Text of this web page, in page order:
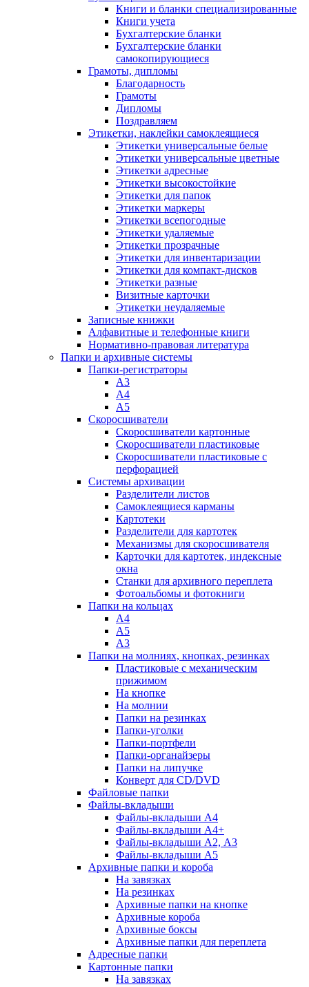
Книги и бланки специализированные
Книги учета
Бухгалтерские бланки
Бухгалтерские бланки
самокопирующиеся
Грамоты, дипломы
Благодарность
Грамоты
Дипломы
Поздравляем
Этикетки, наклейки самоклеящиеся
Этикетки универсальные белые
Этикетки универсальные цветные
Этикетки адресные
Этикетки высокостойкие
Этикетки для папок
Этикетки маркеры
Этикетки всепогодные
Этикетки удаляемые
Этикетки прозрачные
Этикетки для инвентаризации
Этикетки для компакт-дисков
Этикетки разные
Визитные карточки
Этикетки неудаляемые
Записные книжки
Алфавитные и телефонные книги
Нормативно-правовая литература
Папки и архивные системы
Папки-регистраторы
А3
А4
А5
Скоросшиватели
Скоросшиватели картонные
Скоросшиватели пластиковые
Скоросшиватели пластиковые с
перфорацией
Системы архивации
Разделители листов
Самоклеящиеся карманы
Картотеки
Разделители для картотек
Механизмы для скоросшивателя
Карточки для картотек, индексные
окна
Станки для архивного переплета
Фотоальбомы и фотокниги
Папки на кольцах
А4
А5
А3
Папки на молниях, кнопках, резинках
Пластиковые с механическим
прижимом
На кнопке
На молнии
Папки на резинках
Папки-уголки
Папки-портфели
Папки-органайзеры
Папки на липучке
Конверт для CD/DVD
Файловые папки
Файлы-вкладыши
Файлы-вкладыши А4
Файлы-вкладыши А4+
Файлы-вкладыши А2, А3
Файлы-вкладыши А5
Архивные папки и короба
На завязках
На резинках
Архивные папки на кнопке
Архивные короба
Архивные боксы
Архивные папки для переплета
Адресные папки
Картонные папки
На завязках